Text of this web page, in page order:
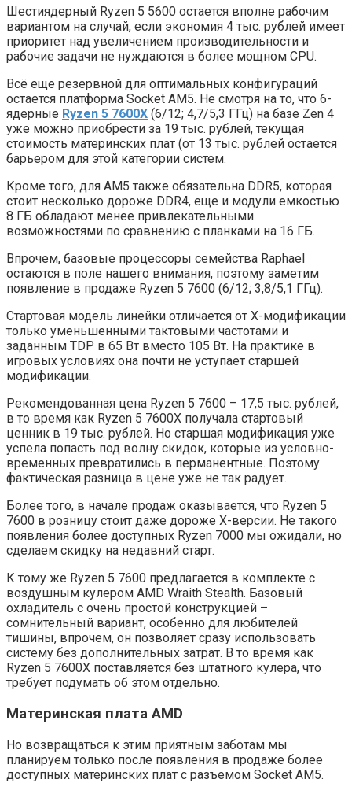
Шестиядерный Ryzen 5 5600 остается вполне рабочим
вариантом на случай, если экономия 4 тыс. рублей имеет
приоритет над увеличением производительности и
рабочие задачи не нуждаются в более мощном CPU.
Всё ещё резервной для оптимальных конфигураций
остается платформа Socket AM5. Не смотря на то, что 6-
ядерные Ryzen 5 7600X (6/12; 4,7/5,3 ГГц) на базе Zen 4
уже можно приобрести за 19 тыс. рублей, текущая
стоимость материнских плат (от 13 тыс. рублей остается
барьером для этой категории систем.
Кроме того, для AM5 также обязательна DDR5, которая
стоит несколько дороже DDR4, еще и модули емкостью
8 ГБ обладают менее привлекательными
возможностями по сравнению с планками на 16 ГБ.
Впрочем, базовые процессоры семейства Raphael
остаются в поле нашего внимания, поэтому заметим
появление в продаже Ryzen 5 7600 (6/12; 3,8/5,1 ГГц).
Стартовая модель линейки отличается от X-модификации
только уменьшенными тактовыми частотами и
заданным TDP в 65 Вт вместо 105 Вт. На практике в
игровых условиях она почти не уступает старшей
модификации.
Рекомендованная цена Ryzen 5 7600 – 17,5 тыс. рублей,
в то время как Ryzen 5 7600X получала стартовый
ценник в 19 тыс. рублей. Но старшая модификация уже
успела попасть под волну скидок, которые из условно-
временных превратились в перманентные. Поэтому
фактическая разница в цене уже не так радует.
Более того, в начале продаж оказывается, что Ryzen 5
7600 в розницу стоит даже дороже X-версии. Не такого
появления более доступных Ryzen 7000 мы ожидали, но
сделаем скидку на недавний старт.
К тому же Ryzen 5 7600 предлагается в комплекте с
воздушным кулером AMD Wraith Stealth. Базовый
охладитель с очень простой конструкцией –
сомнительный вариант, особенно для любителей
тишины, впрочем, он позволяет сразу использовать
систему без дополнительных затрат. В то время как
Ryzen 5 7600X поставляется без штатного кулера, что
требует подумать об этом отдельно.
Материнская плата AMD
Но возвращаться к этим приятным заботам мы
планируем только после появления в продаже более
доступных материнских плат с разъемом Socket AM5.